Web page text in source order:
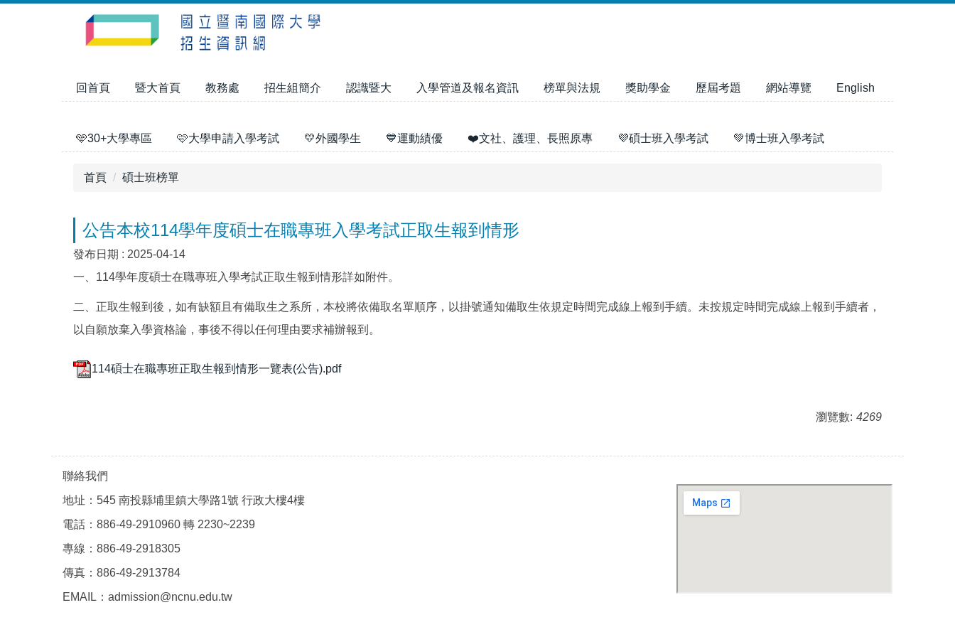
回首頁 暨大首頁 教務處 招生組簡介 認識暨大 入學管道及報名資訊 榜單與法規 獎助學金 歷屆考題 網站導覽 English
🩵30+大學專區 🩷大學申請入學考試 💛外國學生 💙運動績優 ❤️文社、護理、長照原專 💜碩士班入學考試 💚博士班入學考試
首頁 碩士班榜單
公告本校114學年度碩士在職專班入學考試正取生報到情形
發布日期 : 2025-04-14
一、114學年度碩士在職專班入學考試正取生報到情形詳如附件。
二、正取生報到後，如有缺額且有備取生之系所，本校將依備取名單順序，以掛號通知備取生依規定時間完成線上報到手續。未按規定時間完成線上報到手續者，
以自願放棄入學資格論，事後不得以任何理由要求補辦報到。
114碩士在職專班正取生報到情形一覽表(公告).pdf
瀏覽數: 4269
聯絡我們
地址：545 南投縣埔里鎮大學路1號 行政大樓4樓
電話：886-49-2910960 轉 2230~2239
專線：886-49-2918305
傳真：886-49-2913784
EMAIL：admission@ncnu.edu.tw